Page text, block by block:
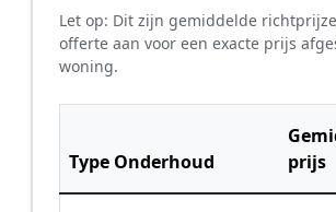
Let op: Dit zijn gemiddelde
offerte aan voor een exacte prijs
woning.
Type Onderhoud
prijs